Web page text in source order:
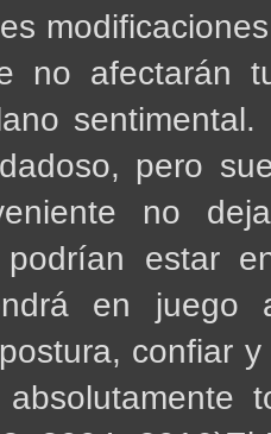
no afectarán
pero
no
estar
en
confiar